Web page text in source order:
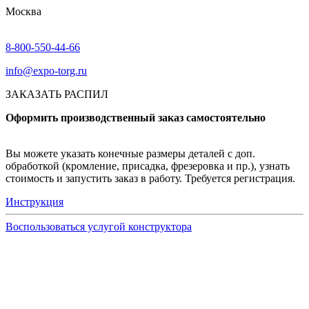
Москва
8-800-550-44-66
info@expo-torg.ru
ЗАКАЗАТЬ РАСПИЛ
Оформить производственный заказ самостоятельно
Вы можете указать конечные размеры деталей с доп.
обработкой (кромление, присадка, фрезеровка и пр.), узнать
стоимость и запустить заказ в работу. Требуется регистрация.
Инструкция
Воспользоваться услугой конструктора